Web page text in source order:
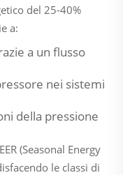
del 25-40%
a:
a un flusso
nei sistemi
della pressione
(Seasonal Energy
le classi di